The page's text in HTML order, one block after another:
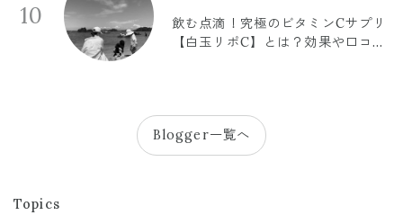
10
飲む点滴！究極のビタミンCサプリ
【白玉リポC】とは？効果や口コミ
Blogger一覧へ
Topics